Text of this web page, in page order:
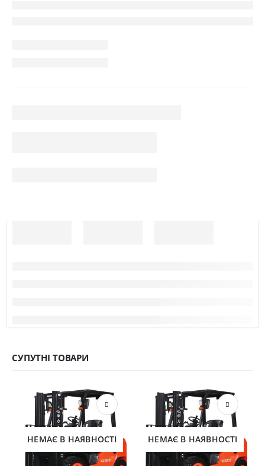
СУПУТНІ ТОВАРИ
НЕМАЄ В НАЯВНОСТІ НЕМАЄ В НАЯВНОСТІ